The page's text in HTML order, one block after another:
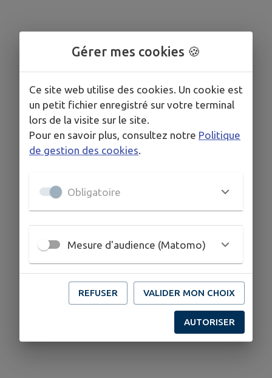
Gérer mes cookies 🍪
Ce site web utilise des cookies. Un cookie est
un petit fichier enregistré sur votre terminal
lors de la visite sur le site.
Pour en savoir plus, consultez notre Politique
de gestion des cookies.
Obligatoire
Mesure d'audience (Matomo)
REFUSER VALIDER MON CHOIX
AUTORISER